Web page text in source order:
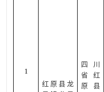
1
红原县龙
四川
省红
原县